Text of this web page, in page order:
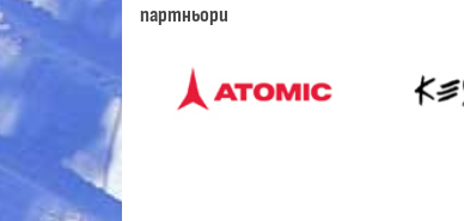
партньори